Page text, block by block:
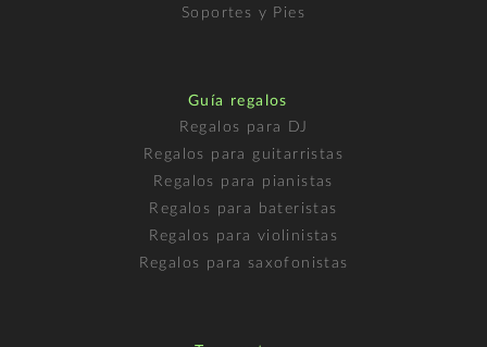
Soportes y Pies
Guía regalos
Regalos para DJ
Regalos para guitarristas
Regalos para pianistas
Regalos para bateristas
Regalos para violinistas
Regalos para saxofonistas